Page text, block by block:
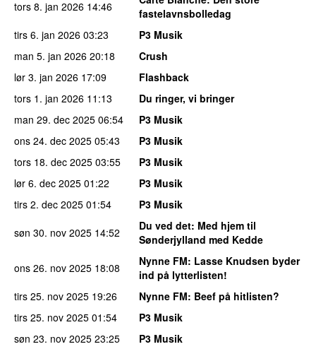
tors 8. jan 2026 14:46
fastelavnsbolledag
tirs 6. jan 2026 03:23
P3 Musik
man 5. jan 2026 20:18
Crush
lør 3. jan 2026 17:09
Flashback
tors 1. jan 2026 11:13
Du ringer, vi bringer
man 29. dec 2025 06:54
P3 Musik
ons 24. dec 2025 05:43
P3 Musik
tors 18. dec 2025 03:55
P3 Musik
lør 6. dec 2025 01:22
P3 Musik
tirs 2. dec 2025 01:54
P3 Musik
søn 30. nov 2025 14:52 Du ved det: Med hjem til
Sønderjylland med Kedde
ons 26. nov 2025 18:08 Nynne FM: Lasse Knudsen byder
ind på lytterlisten!
tirs 25. nov 2025 19:26 Nynne FM: Beef på hitlisten?
tirs 25. nov 2025 01:54
P3 Musik
søn 23. nov 2025 23:25 P3 Musik